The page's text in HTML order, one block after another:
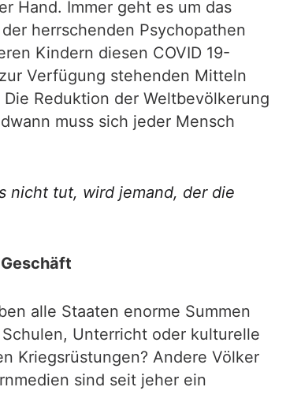
Hand. Immer geht es um das
herrschenden Psychopathen
Kindern diesen COVID 19-
Verfügung stehenden Mitteln
Reduktion der Weltbevölkerung
muss sich jeder Mensch
nicht tut, wird jemand, der die
alle Staaten enorme Summen
Unterricht oder kulturelle
Kriegsrüstungen? Andere Völker
sind seit jeher ein